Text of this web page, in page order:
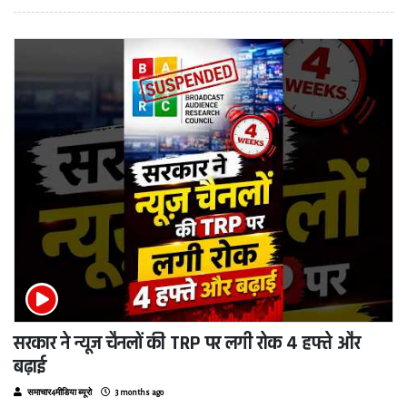
सरकार ने न्यूज चैनलों की TRP पर लगी रोक 4 हफ्ते और
बढ़ाई
समाचार4मीडिया ब्यूरो 3 months ago